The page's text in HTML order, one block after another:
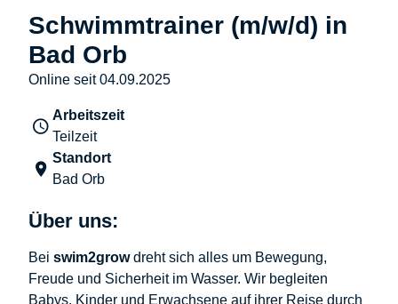
Schwimmtrainer (m/w/d) in
Bad Orb
Online seit 04.09.2025
Arbeitszeit
Teilzeit
Standort
Bad Orb
Über uns:
Bei swim2growdreht sich alles um Bewegung,
Freude und Sicherheit im Wasser. Wir begleiten
Babys, Kinder und Erwachsene auf ihrer Reise durch